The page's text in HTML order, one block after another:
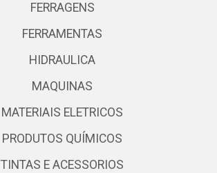
FERRAGENS
FERRAMENTAS
HIDRAULICA
MAQUINAS
MATERIAIS ELETRICOS
PRODUTOS QUÍMICOS
TINTAS E ACESSORIOS